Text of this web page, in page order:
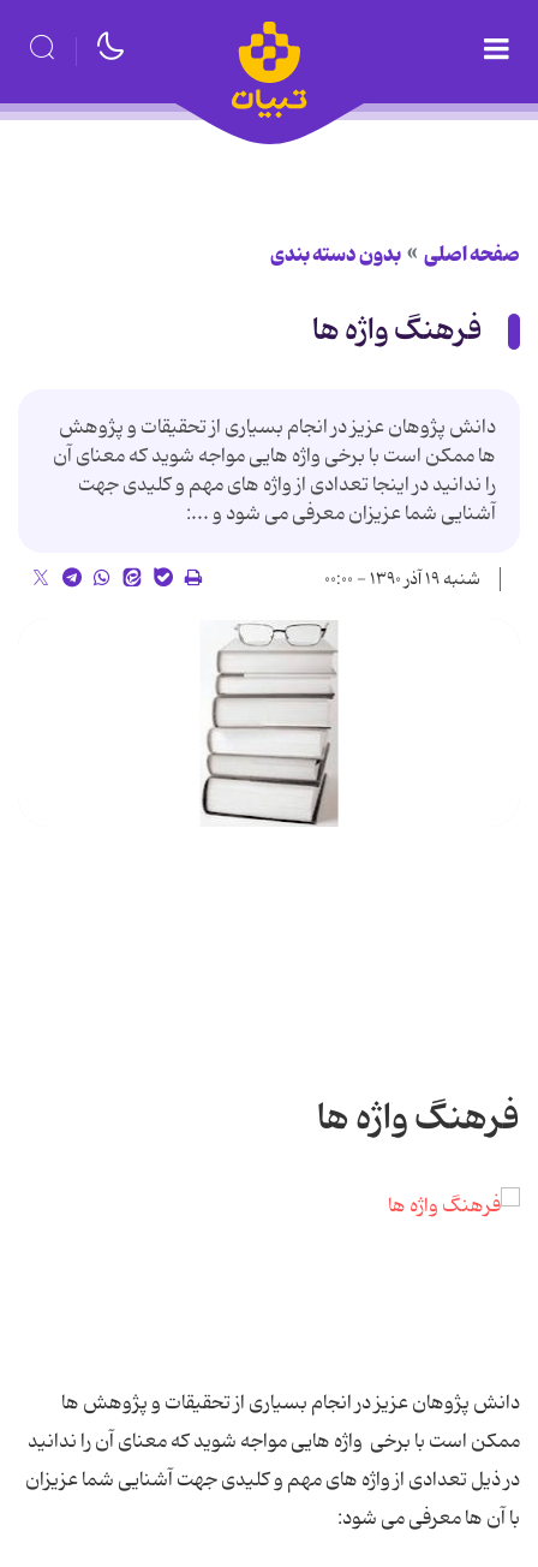
صفحه اصلی بدون دسته بندی
فرهنگ واژه ها
دانش پژوهان عزیز در انجام بسیاری از تحقیقات و پژوهش
ها ممکن است با برخی واژه هایی مواجه شوید که معنای آن
را ندانید در اینجا تعدادی از واژه های مهم و کلیدی جهت
آشنایی شما عزیزان معرفی می شود و ...:
شنبه ۱۹ آذر ۱۳۹۰ - ۰۰:۰۰
فرهنگ واژه ها
دانش پژوهان عزیز در انجام بسیاری از تحقیقات و پژوهش ها
ممکن است با برخی واژه هایی مواجه شوید که معنای آن را ندانید
در ذیل تعدادی از واژه های مهم و کلیدی جهت آشنایی شما عزیزان
با آن ها معرفی می شود: